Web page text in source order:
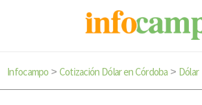
Infocampo > Cotización Dólar en Córdoba > Dólar